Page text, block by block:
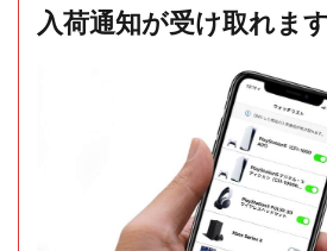
入荷通知が受け取れます